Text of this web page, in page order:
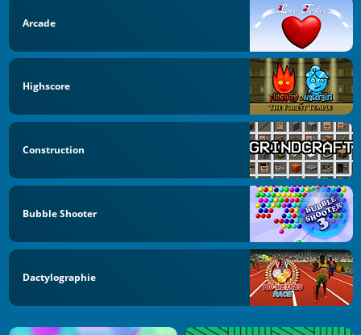
Arcade
Highscore
Construction
Bubble Shooter
Dactylographie